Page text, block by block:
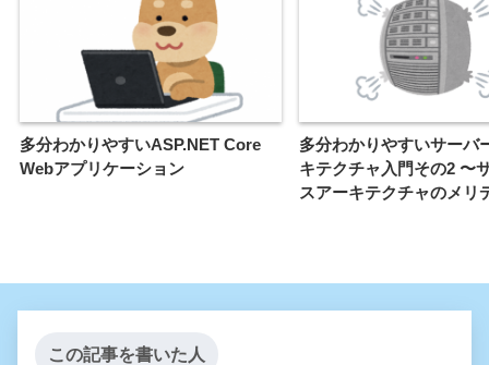
多分わかりやすいASP.NET Core
Webアプリケーション
多分わかりやすいサーバ
キテクチャ入門その2 〜
スアーキテクチャのメリ
この記事を書いた人